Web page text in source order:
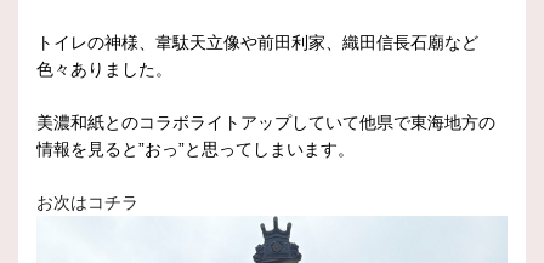
トイレの神様、韋駄天立像や前田利家、織田信長石廟など
色々ありました。
美濃和紙とのコラボライトアップしていて他県で東海地方の
情報を見ると”おっ”と思ってしまいます。
お次はコチラ